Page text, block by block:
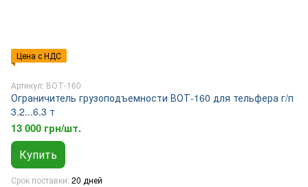
Цена с НДС
Артикул: ВОТ-160
Ограничитель грузоподъемности ВОТ-160 для тельфера г/п
3.2...6.3 т
13 000 грн/шт.
Купить
Срок поставки 20 дней